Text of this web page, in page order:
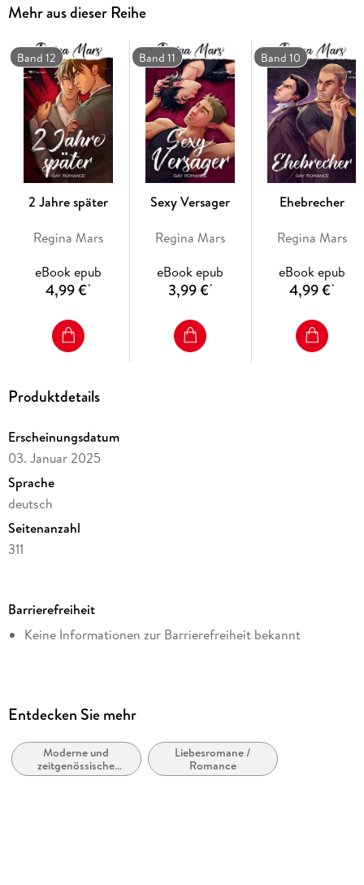
Der teuflisch attraktive Sohn der Gutsbesitzer ist ständig da,
wo ich ihn am wenigsten erwarte: in meiner Nähe. Seine
Küsse rauben mir den Atem, sein Lachen lässt mein Herz
beben . . . und in schwachen Momenten denke ich, dass er
dasselbe fühlen könnte wie ich. Aber das kann er nicht.
Oder? Als ich merke, welches Spiel gespielt wird, bin ich
längst in Lebensgefahr.
»Beauregard im Nebel« ist eine atemberaubende M/M-
Romanze mit düster-romantischer Atmosphäre und
unvergesslichen Figuren.
Mehr aus dieser Reihe
Band 12
2 Jahre später
Regina Mars
eBook epub
4,99 €*
Band 11
Sexy Versager
Regina Mars
eBook epub
3,99 €*
Band 10
Ehebrecher
Regina Mars
eBook epub
4,99 €*
Produktdetails
Erscheinungsdatum
03. Januar 2025
Sprache
deutsch
Seitenanzahl
311
Reihe
MM Romance von Regina Mars, 13
Verlag/Hersteller
Kopierschutz
ohne Kopierschutz
Barrierefreiheit
Keine Informationen zur Barrierefreiheit bekannt
Entdecken Sie mehr
Moderne und
zeitgenössische
Belletristik: allgemein
Liebesromane /
Romance